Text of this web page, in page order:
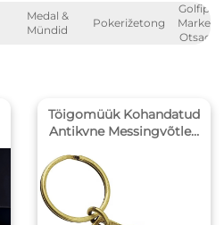
Medal &
Mündid
Pokerižetong
Golfipalli
Marker &
Otsaclip
Töigomüük Kohandatud
Antikvne Messingvõtleri
Graveeritud Disainiga L
ogo Metallvõtlerihmad
Kohandatud Võtlerihma
Kingitus